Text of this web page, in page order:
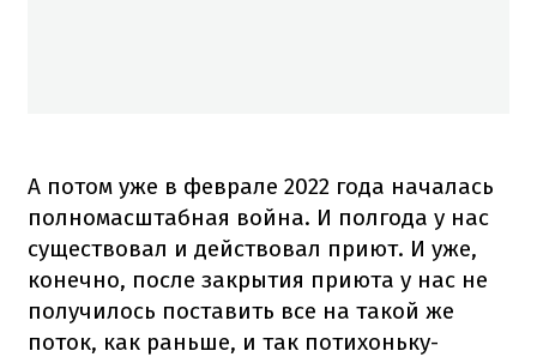
А потом уже в феврале 2022 года началась
полномасштабная война. И полгода у нас
существовал и действовал приют. И уже,
конечно, после закрытия приюта у нас не
получилось поставить все на такой же
поток, как раньше, и так потихоньку-